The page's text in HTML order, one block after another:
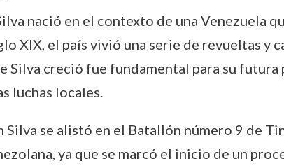
nació en el contexto de una Venezuela
XIX, el país vivió una serie de revueltas y
Silva creció fue fundamental para su
luchas locales.
Silva se alistó en el Batallón número 9 de
ya que se marcó el inicio de un